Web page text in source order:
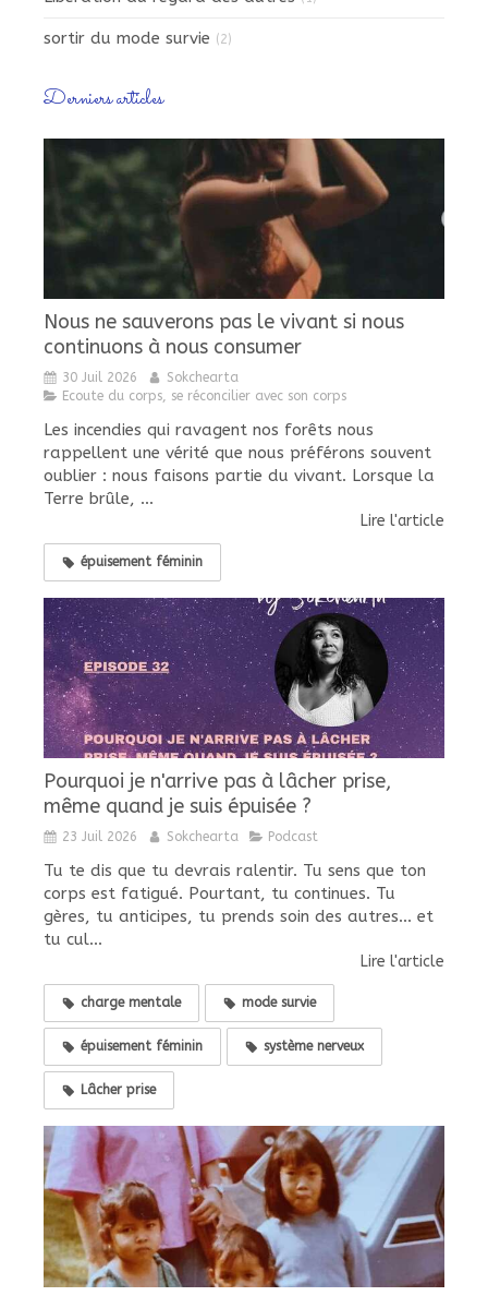
sortir du mode survie (2)
Derniers articles
Nous ne sauverons pas le vivant si nous
continuons à nous consumer
30 Juil 2026
Sokchearta
Ecoute du corps, se réconcilier avec son corps
Les incendies qui ravagent nos forêts nous
rappellent une vérité que nous préférons souvent
oublier : nous faisons partie du vivant. Lorsque la
Terre brûle, ...
Lire l'article
épuisement féminin
Pourquoi je n'arrive pas à lâcher prise,
même quand je suis épuisée ?
23 Juil 2026 Sokchearta Podcast
Tu te dis que tu devrais ralentir. Tu sens que ton
corps est fatigué. Pourtant, tu continues. Tu
gères, tu anticipes, tu prends soin des autres... et
tu cul...
Lire l'article
charge mentale mode survie
épuisement féminin système nerveux
Lâcher prise